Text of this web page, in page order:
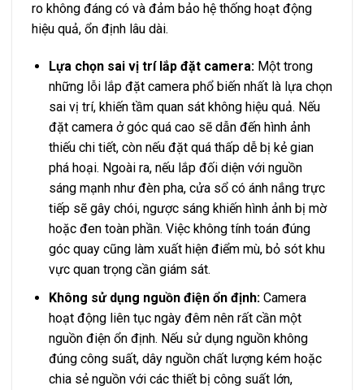
ro không đáng có và đảm bảo hệ thống hoạt động
hiệu quả, ổn định lâu dài.
Lựa chọn sai vị trí lắp đặt camera:Một trong
những lỗi lắp đặt camera phổ biến nhất là lựa chọn
sai vị trí, khiến tầm quan sát không hiệu quả. Nếu
đặt camera ở góc quá cao sẽ dẫn đến hình ảnh
thiếu chi tiết, còn nếu đặt quá thấp dễ bị kẻ gian
phá hoại. Ngoài ra, nếu lắp đối diện với nguồn
sáng mạnh như đèn pha, cửa sổ có ánh nắng trực
tiếp sẽ gây chói, ngược sáng khiến hình ảnh bị mờ
hoặc đen toàn phần. Việc không tính toán đúng
góc quay cũng làm xuất hiện điểm mù, bỏ sót khu
vực quan trọng cần giám sát.
Không sử dụng nguồn điện ổn định:Camera
hoạt động liên tục ngày đêm nên rất cần một
nguồn điện ổn định. Nếu sử dụng nguồn không
đúng công suất, dây nguồn chất lượng kém hoặc
chia sẻ nguồn với các thiết bị công suất lớn,